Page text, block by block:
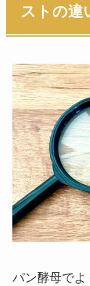
ストの違
パン酵母で